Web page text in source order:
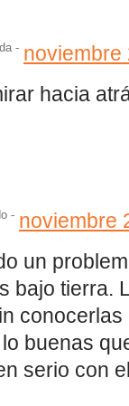
- noviembre
hacia
- noviembre
un
bajo tierra.
buenas
serio con